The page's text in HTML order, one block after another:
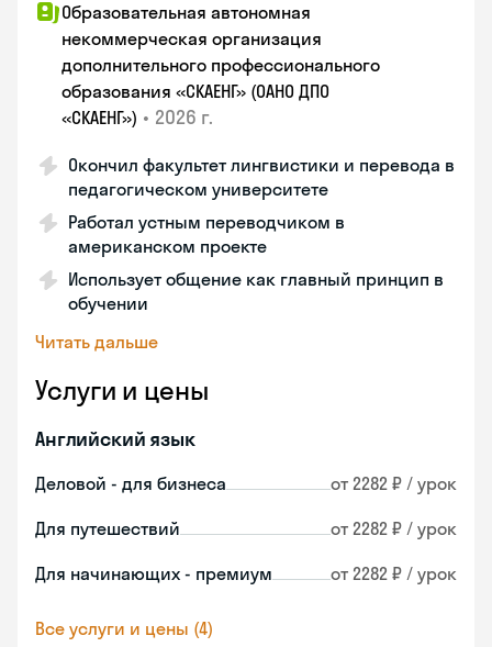
Образовательная автономная
некоммерческая организация
дополнительного профессионального
образования «СКАЕНГ» (ОАНО ДПО
«СКАЕНГ») • 2026 г.
Окончил факультет лингвистики и перевода в
педагогическом университете
Работал устным переводчиком в
американском проекте
Использует общение как главный принцип в
обучении
Читать дальше
Услуги и цены
Английский язык
Деловой - для бизнеса от 2282 ₽ / урок
Для путешествий от 2282 ₽ / урок
Для начинающих - премиум от 2282 ₽ / урок
Все услуги и цены (4)